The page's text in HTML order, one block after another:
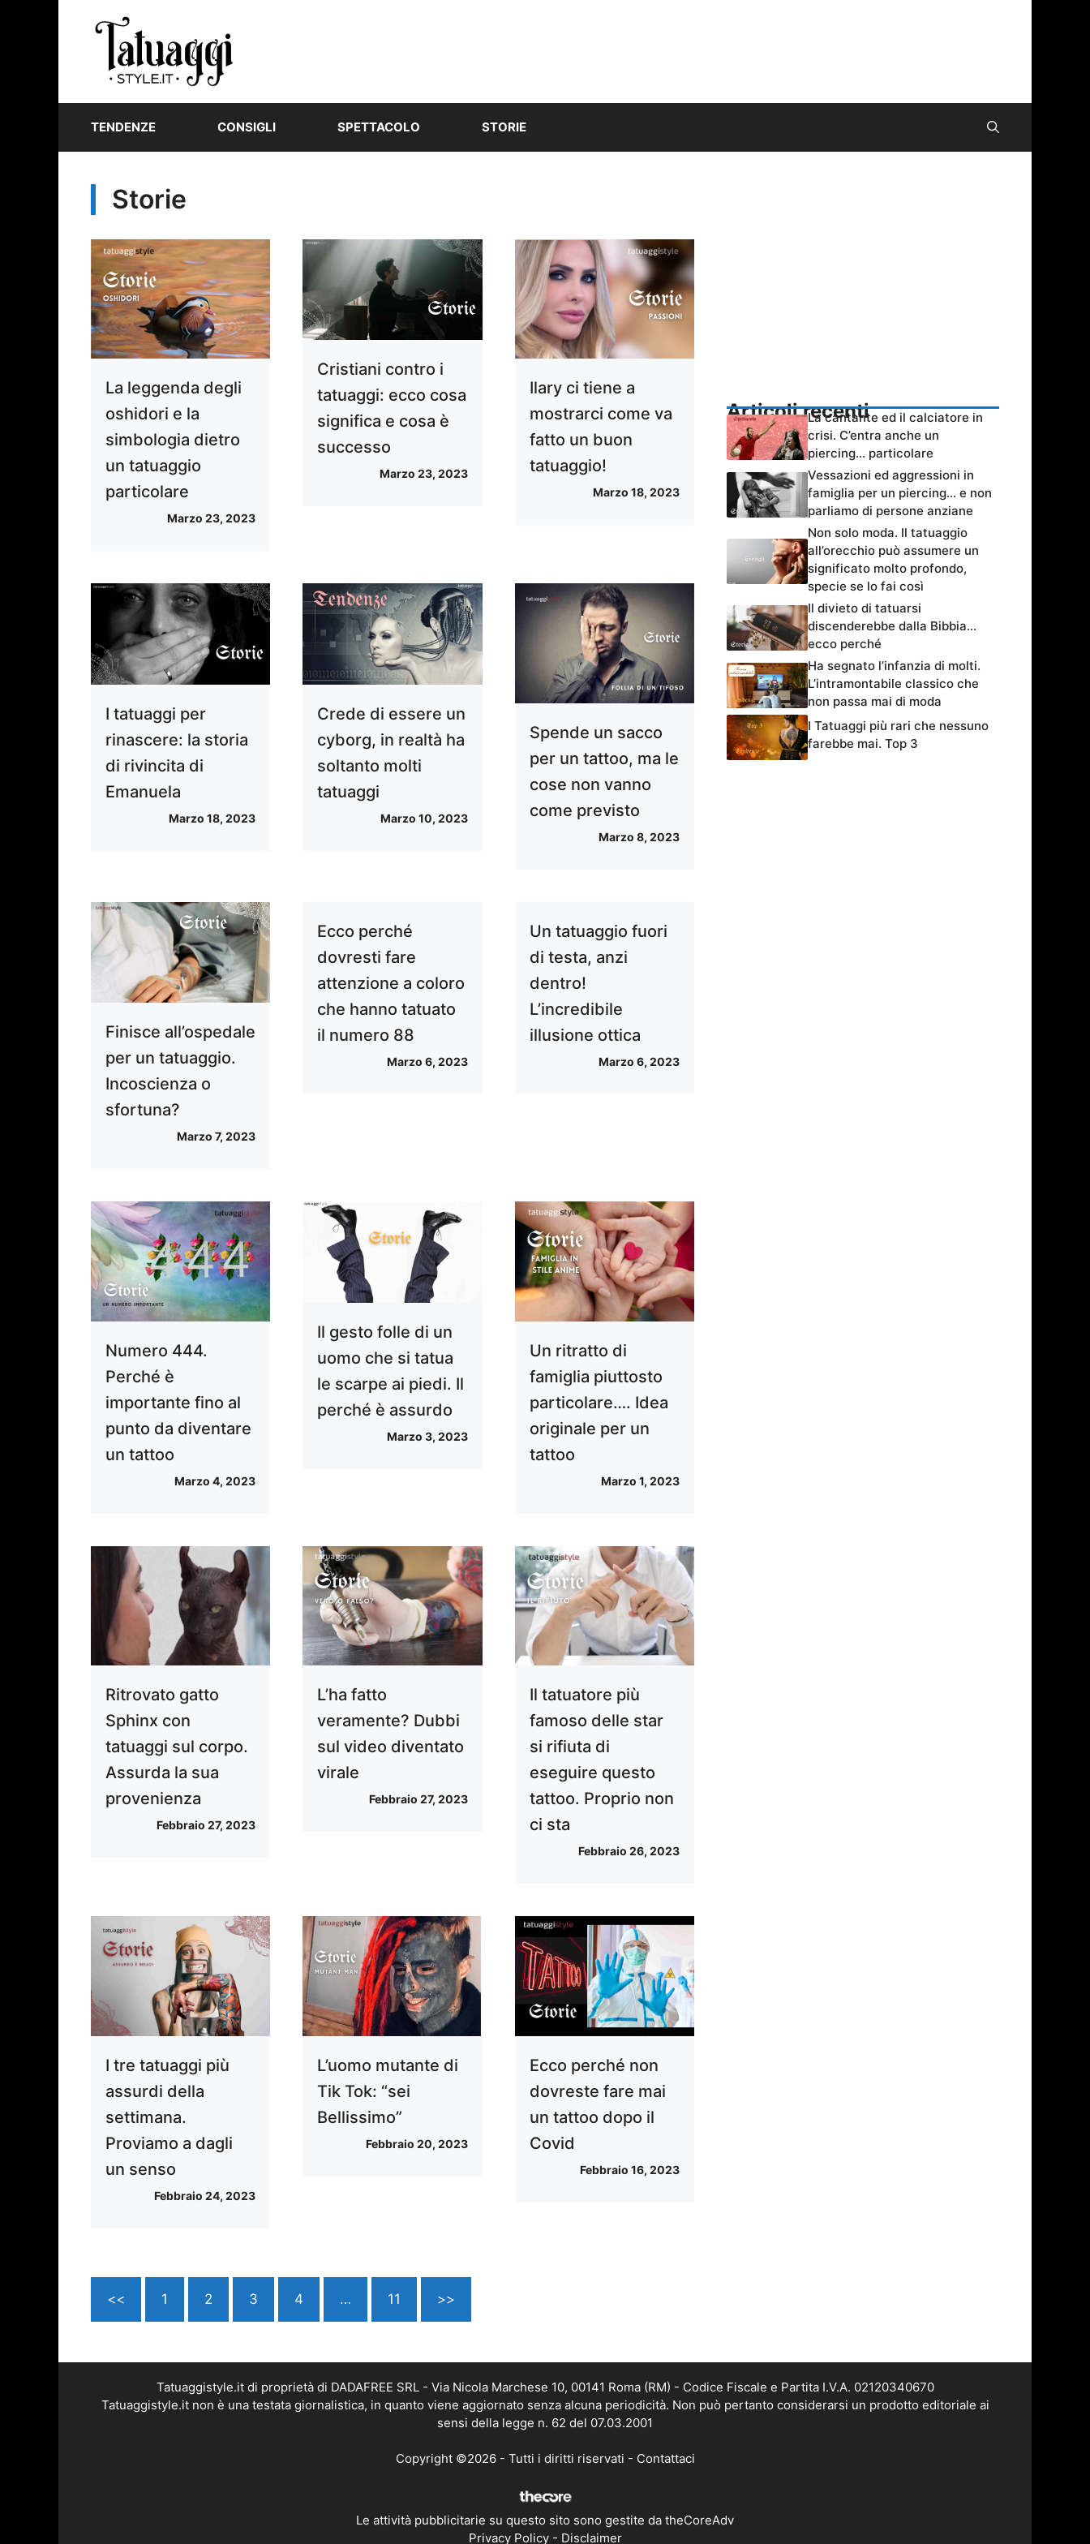
TENDENZE CONSIGLI SPETTACOLO STORIE
Storie
La leggenda degli
oshidori e la
simbologia dietro
un tatuaggio
particolare
Marzo 23, 2023
Cristiani contro i
tatuaggi: ecco cosa
significa e cosa è
successo
Marzo 23, 2023
Ilary ci tiene a
mostrarci come va
fatto un buon
tatuaggio!
Marzo 18, 2023
I tatuaggi per
rinascere: la storia
di rivincita di
Emanuela
Marzo 18, 2023
Crede di essere un
cyborg, in realtà ha
soltanto molti
tatuaggi
Marzo 10, 2023
Spende un sacco
per un tattoo, ma le
cose non vanno
come previsto
Marzo 8, 2023
Finisce all’ospedale
per un tatuaggio.
Incoscienza o
sfortuna?
Marzo 7, 2023
Ecco perché
dovresti fare
attenzione a coloro
che hanno tatuato
il numero 88
Marzo 6, 2023
Un tatuaggio fuori
di testa, anzi
dentro!
L’incredibile
illusione ottica
Marzo 6, 2023
Numero 444.
Perché è
importante fino al
punto da diventare
un tattoo
Marzo 4, 2023
Il gesto folle di un
uomo che si tatua
le scarpe ai piedi. Il
perché è assurdo
Marzo 3, 2023
Un ritratto di
famiglia piuttosto
particolare…. Idea
originale per un
tattoo
Marzo 1, 2023
Ritrovato gatto
Sphinx con
tatuaggi sul corpo.
Assurda la sua
provenienza
Febbraio 27, 2023
L’ha fatto
veramente? Dubbi
sul video diventato
virale
Febbraio 27, 2023
Il tatuatore più
famoso delle star
si rifiuta di
eseguire questo
tattoo. Proprio non
ci sta
Febbraio 26, 2023
I tre tatuaggi più
assurdi della
settimana.
Proviamo a dagli
un senso
Febbraio 24, 2023
L’uomo mutante di
Tik Tok: “sei
Bellissimo”
Febbraio 20, 2023
Ecco perché non
dovreste fare mai
un tattoo dopo il
Covid
Febbraio 16, 2023
<< 1 2 3 4 … 11 >>
Articoli recentiLa cantante ed il calciatore in
crisi. C’entra anche un
piercing… particolare
Vessazioni ed aggressioni in
famiglia per un piercing… e non
parliamo di persone anziane
Non solo moda. Il tatuaggio
all’orecchio può assumere un
significato molto profondo,
specie se lo fai così
Il divieto di tatuarsi
discenderebbe dalla Bibbia…
ecco perché
Ha segnato l’infanzia di molti.
L’intramontabile classico che
non passa mai di moda
I Tatuaggi più rari che nessuno
farebbe mai. Top 3
Tatuaggistyle.it di proprietà di DADAFREE SRL - Via Nicola Marchese 10, 00141 Roma (RM) - Codice Fiscale e Partita I.V.A. 02120340670
Tatuaggistyle.it non è una testata giornalistica, in quanto viene aggiornato senza alcuna periodicità. Non può pertanto considerarsi un prodotto editoriale ai
sensi della legge n. 62 del 07.03.2001
Copyright ©2026 - Tutti i diritti riservati - Contattaci
Le attività pubblicitarie su questo sito sono gestite da theCoreAdv
Privacy Policy- Disclaimer